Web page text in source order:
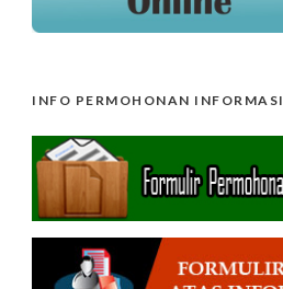
INFO PERMOHONAN INFORMASI